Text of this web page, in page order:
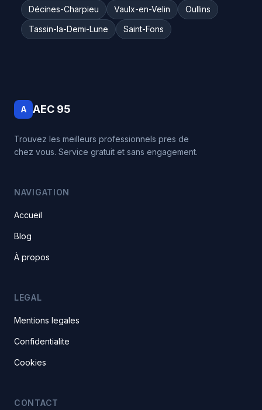
Décines-Charpieu
Vaulx-en-Velin
Oullins
Tassin-la-Demi-Lune
Saint-Fons
A AEC 95
Trouvez les meilleurs professionnels pres de
chez vous. Service gratuit et sans engagement.
NAVIGATION
Accueil
Blog
À propos
LEGAL
Mentions legales
Confidentialite
Cookies
CONTACT